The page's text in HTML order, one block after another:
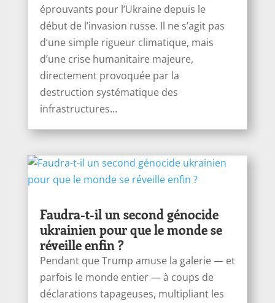
éprouvants pour l’Ukraine depuis le
début de l’invasion russe. Il ne s’agit pas
d’une simple rigueur climatique, mais
d’une crise humanitaire majeure,
directement provoquée par la
destruction systématique des
infrastructures...
Faudra-t-il un second génocide
ukrainien pour que le monde se
réveille enfin ?
Pendant que Trump amuse la galerie — et
parfois le monde entier — à coups de
déclarations tapageuses, multipliant les